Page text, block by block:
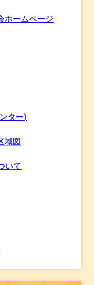
ホームページ
ター)
域図
いて